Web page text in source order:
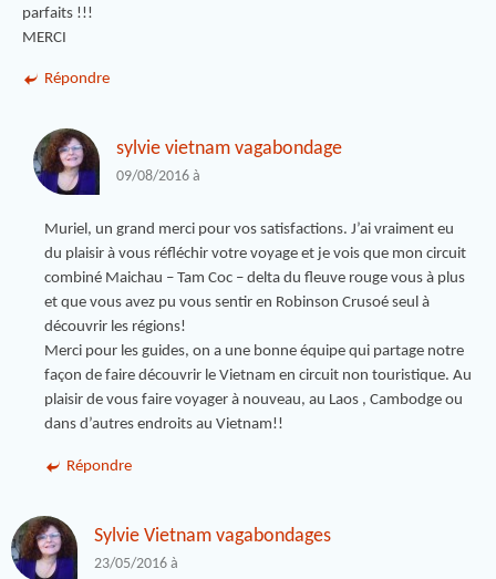
parfaits !!!
MERCI
Répondre
sylvie vietnam vagabondage
09/08/2016 à
Muriel, un grand merci pour vos satisfactions. J’ai vraiment eu
du plaisir à vous réfléchir votre voyage et je vois que mon circuit
combiné Maichau – Tam Coc – delta du fleuve rouge vous à plus
et que vous avez pu vous sentir en Robinson Crusoé seul à
découvrir les régions!
Merci pour les guides, on a une bonne équipe qui partage notre
façon de faire découvrir le Vietnam en circuit non touristique. Au
plaisir de vous faire voyager à nouveau, au Laos , Cambodge ou
dans d’autres endroits au Vietnam!!
Répondre
Sylvie Vietnam vagabondages
23/05/2016 à